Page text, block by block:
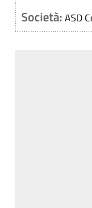
Società: ASD